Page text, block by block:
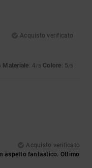
Acquisto verificato
Materiale: 4/5 Colore: 5/5
Acquisto verificato
aspetto fantastico. Ottimo